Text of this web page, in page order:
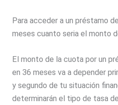
Para acceder a un préstamo
meses cuanto seria el monto
El monto de la cuota por un
en 36 meses va a depender
y segundo de tu situación
determinarán el tipo de tasa